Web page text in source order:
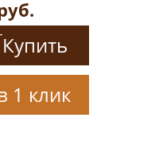
Купить
1 клик